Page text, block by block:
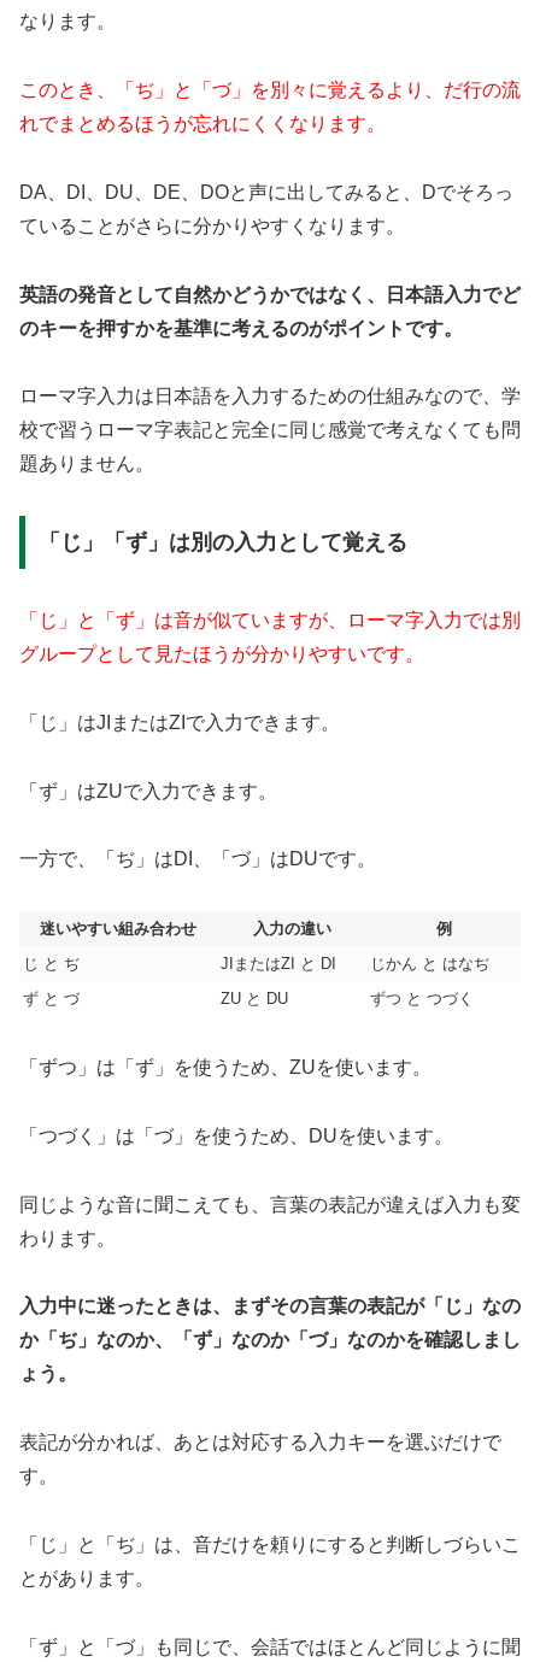
なります。
このとき、「ぢ」と「づ」を別々に覚えるより、だ行の流
れでまとめるほうが忘れにくくなります。
DA、DI、DU、DE、DOと声に出してみると、Dでそろっ
ていることがさらに分かりやすくなります。
英語の発音として自然かどうかではなく、日本語入力でど
のキーを押すかを基準に考えるのがポイントです。
ローマ字入力は日本語を入力するための仕組みなので、学
校で習うローマ字表記と完全に同じ感覚で考えなくても問
題ありません。
「じ」「ず」は別の入力として覚える
「じ」と「ず」は音が似ていますが、ローマ字入力では別
グループとして見たほうが分かりやすいです。
「じ」はJIまたはZIで入力できます。
「ず」はZUで入力できます。
一方で、「ぢ」はDI、「づ」はDUです。
迷いやすい組み合わせ 入力の違い
例
じ と ぢ
JIまたはZI と DI
じかん と はなぢ
ず と づ
ZU と DU ずつ と つづく
「ずつ」は「ず」を使うため、ZUを使います。
「つづく」は「づ」を使うため、DUを使います。
同じような音に聞こえても、言葉の表記が違えば入力も変
わります。
入力中に迷ったときは、まずその言葉の表記が「じ」なの
か「ぢ」なのか、「ず」なのか「づ」なのかを確認しまし
ょう。
表記が分かれば、あとは対応する入力キーを選ぶだけで
す。
「じ」と「ぢ」は、音だけを頼りにすると判断しづらいこ
とがあります。
「ず」と「づ」も同じで、会話ではほとんど同じように聞